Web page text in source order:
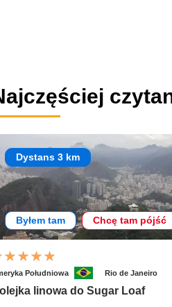
Dystans 3 km
Byłem tam Chcę tam pójść
Południowa Rio de Janeiro
linowa do Sugar Loaf